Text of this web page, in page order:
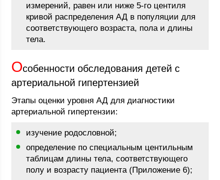
измерений, равен или ниже 5-го центиля
кривой распределения АД в популяции для
соответствующего возраста, пола и длины
тела.
Особенности обследования детей с
артериальной гипертензией
Этапы оценки уровня АД для диагностики
артериальной гипертензии:
изучение родословной;
определение по специальным центильным
таблицам длины тела, соответствующего
полу и возрасту пациента (Приложение 6);